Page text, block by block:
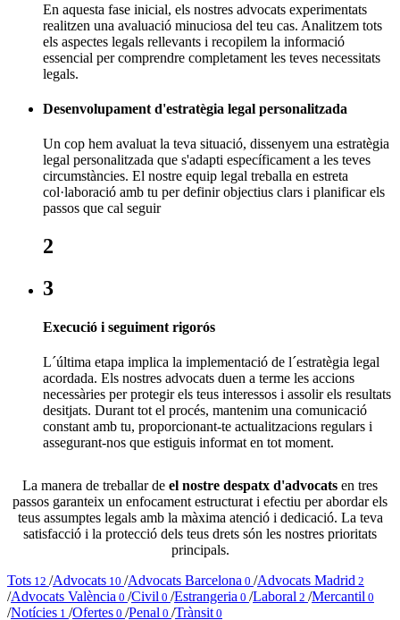
En aquesta fase inicial, els nostres advocats experimentats
realitzen una avaluació minuciosa del teu cas. Analitzem tots
els aspectes legals rellevants i recopilem la informació
essencial per comprendre completament les teves necessitats
legals.
Desenvolupament d'estratègia legal personalitzada
Un cop hem avaluat la teva situació, dissenyem una estratègia
legal personalitzada que s'adapti específicament a les teves
circumstàncies. El nostre equip legal treballa en estreta
col·laboració amb tu per definir objectius clars i planificar els
passos que cal seguir
2
3
Execució i seguiment rigorós
L´última etapa implica la implementació de l´estratègia legal
acordada. Els nostres advocats duen a terme les accions
necessàries per protegir els teus interessos i assolir els resultats
desitjats. Durant tot el procés, mantenim una comunicació
constant amb tu, proporcionant-te actualitzacions regulars i
assegurant-nos que estiguis informat en tot moment.
La manera de treballar de el nostre despatx d'advocats en tres
passos garanteix un enfocament estructurat i efectiu per abordar els
teus assumptes legals amb la màxima atenció i dedicació. La teva
satisfacció i la protecció dels teus drets són les nostres prioritats
principals.
Tots 12 /Advocats 10 /Advocats Barcelona 0 /Advocats Madrid 2
/Advocats València 0 /Civil 0 /Estrangeria 0 /Laboral 2 /Mercantil 0
/Notícies 1 /Ofertes 0 /Penal 0 /Trànsit0